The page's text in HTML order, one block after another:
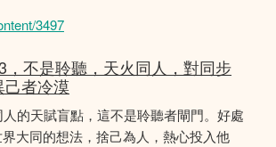
3497
，不是聆聽，天火同人，對同步
者冷漠
的天賦盲點，這不是聆聽者閘門。好處
大同的想法，捨己為人，熱心投入他